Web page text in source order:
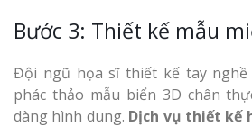
Bước 3: Thiết kế mẫu
Đội ngũ họa sĩ thiết kế tay nghề
phác thảo mẫu biển 3D chân
dàng hình dung. Dịch vụ thiết kế